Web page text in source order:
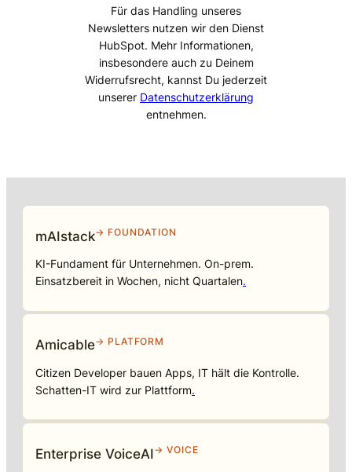
Für das Handling unseres
Newsletters nutzen wir den Dienst
HubSpot. Mehr Informationen,
insbesondere auch zu Deinem
Widerrufsrecht, kannst Du jederzeit
unserer Datenschutzerklärung
entnehmen.
mAIstack→ FOUNDATION
KI-Fundament für Unternehmen. On-prem.
Einsatzbereit in Wochen, nicht Quartalen.
Amicable→ PLATFORM
Citizen Developer bauen Apps, IT hält die Kontrolle.
Schatten-IT wird zur Plattform.
Enterprise VoiceAI→ VOICE